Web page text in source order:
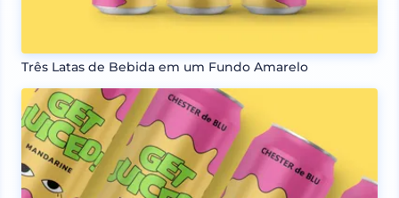
Três Latas de Bebida em um Fundo Amarelo